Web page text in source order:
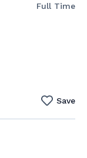
Full Time
Save